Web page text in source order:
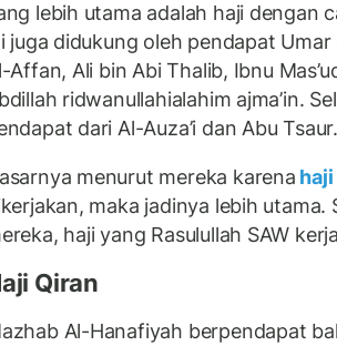
lebih utama adalah haji dengan
juga didukung oleh pendapat
Affan, Ali bin Abi Thalib, Ibnu
ridwanullahialahim ajma’in.
dari Al-Auza’i dan Abu Tsaur.
menurut mereka karena
maka jadinya lebih utama.
haji yang Rasulullah SAW
Qiran
Al-Hanafiyah berpendapat